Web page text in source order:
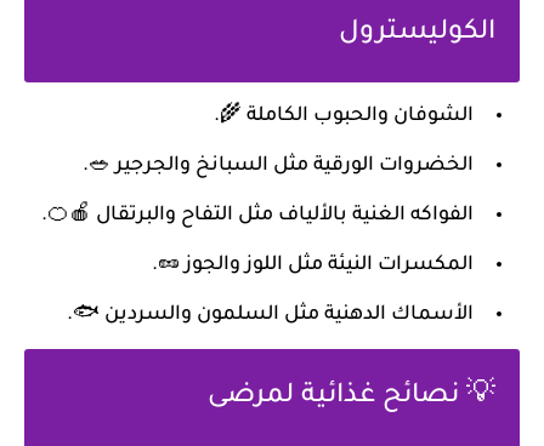
الكوليسترول
الشوفان والحبوب الكاملة 🌾.
الخضروات الورقية مثل السبانخ والجرجير 🥗.
الفواكه الغنية بالألياف مثل التفاح والبرتقال 🍎🍊.
المكسرات النيئة مثل اللوز والجوز 🥜.
الأسماك الدهنية مثل السلمون والسردين 🐟.
💡 نصائح غذائية لمرضى